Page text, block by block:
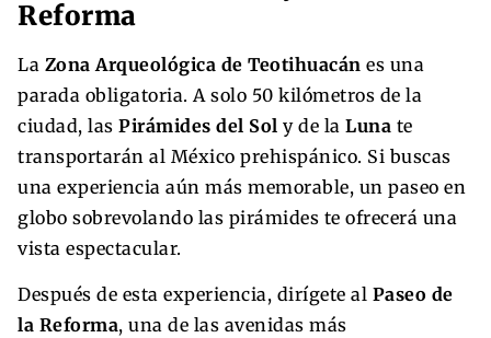
Reforma
La Zona Arqueológica de Teotihuacán es una
parada obligatoria. A solo 50 kilómetros de la
ciudad, las Pirámides del Sol y de la Luna te
transportarán al México prehispánico. Si buscas
una experiencia aún más memorable, un paseo en
globo sobrevolando las pirámides te ofrecerá una
vista espectacular.
Después de esta experiencia, dirígete al Paseo de
la Reforma, una de las avenidas más